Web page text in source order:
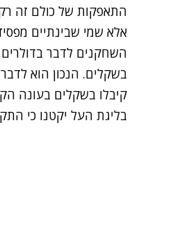
התאפקות של כולם זה
אלא שמי שבינתיים
השחקנים לדבר
בשקלים. הנכון הוא
קיבלו בשקלים בעונה
בליגת העל יקטנו כי